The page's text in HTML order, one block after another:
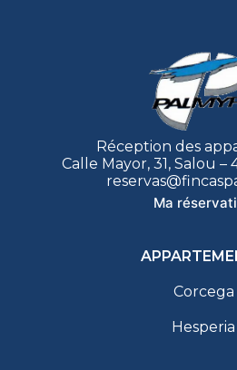
Réception des
Calle Mayor, 31, Salou –
Ma
Corcega
Hesperia